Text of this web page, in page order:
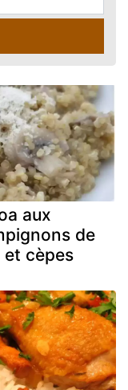
aux
de
et cèpes